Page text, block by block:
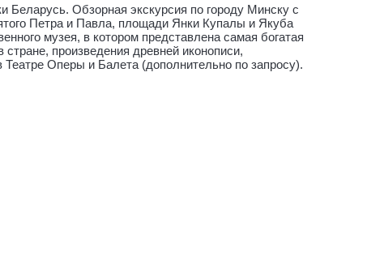
Обзорная экскурсия по городу Минску с
Петра и Павла, площади Янки Купалы и Якуба
музея, в котором представлена ​​самая богатая
стране, произведения древней иконописи,
Оперы и Балета (дополнительно по запросу).